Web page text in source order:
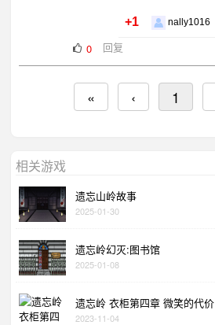
+1 nally1016
0 回复
« ‹ 1
相关游戏
遗忘山岭故事
2025-01-30
遗忘岭幻灭:图书馆
2025-01-08
遗忘岭 衣柜第四章 微笑的代价
2023-11-04